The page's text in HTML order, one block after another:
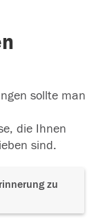
sollte man
die Ihnen
sind.
zu